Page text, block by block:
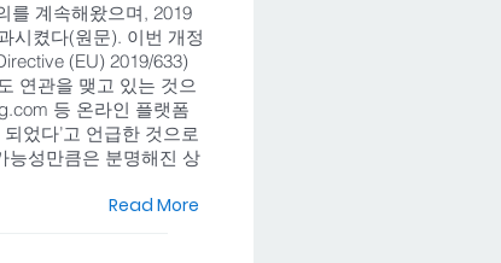
를 계속해왔으며, 2019
시켰다(원문). 이번 개정
(EU) 2019/633)
연관을 맺고 있는 것으
등 온라인 플랫폼
었다’고 언급한 것으로
능성만큼은 분명해진 상
Read More